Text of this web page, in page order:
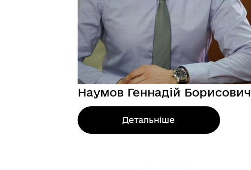
Наумов Геннадій Борисович
Детальніше